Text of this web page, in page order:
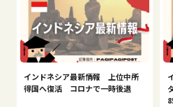
インドネシア最新情報 上位中所
得国へ復活 コロナで一時後退